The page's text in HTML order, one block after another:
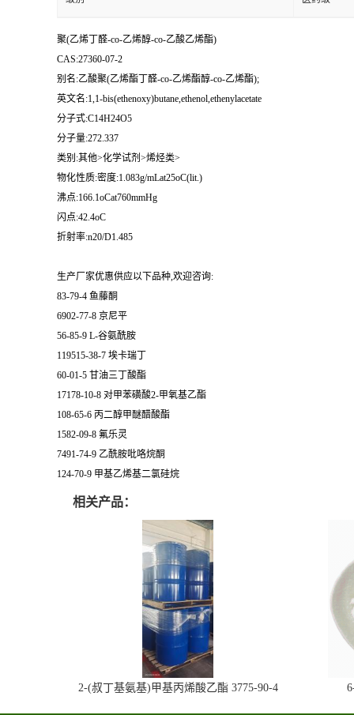
聚(乙烯丁醛-co-乙烯醇-co-乙酸乙烯酯)
CAS:27360-07-2
别名:乙酸聚(乙烯酯丁醛-co-乙烯酯醇-co-乙烯酯);
英文名:1,1-bis(ethenoxy)butane,ethenol,ethenylacetate
分子式:C14H24O5
分子量:272.337
类别:其他>化学试剂>烯烃类>
物化性质:密度:1.083g/mLat25oC(lit.)
沸点:166.1oCat760mmHg
闪点:42.4oC
折射率:n20/D1.485
生产厂家优惠供应以下品种,欢迎咨询:
83-79-4 鱼藤酮
6902-77-8 京尼平
56-85-9 L-谷氨酰胺
119515-38-7 埃卡瑞丁
60-01-5 甘油三丁酸酯
17178-10-8 对甲苯磺酸2-甲氧基乙酯
108-65-6 丙二醇甲醚醋酸酯
1582-09-8 氟乐灵
7491-74-9 乙酰胺吡咯烷酮
124-70-9 甲基乙烯基二氯硅烷
相关产品：
2-(叔丁基氨基)甲基丙烯酸乙酯 3775-90-4